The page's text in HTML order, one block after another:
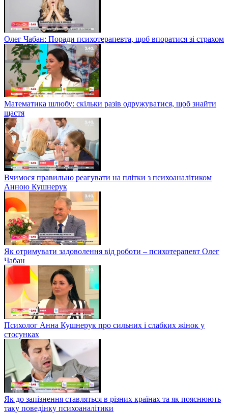
Олег Чабан: Поради психотерапевта, щоб впоратися зі страхом
Математика шлюбу: скільки разів одружуватися, щоб знайти
щастя
Вчимося правильно реагувати на плітки з психоаналітиком
Анною Кушнерук
Як отримувати задоволення від роботи – психотерапевт Олег
Чабан
Психолог Анна Кушнерук про сильних і слабких жінок у
стосунках
Як до запізнення ставляться в різних країнах та як пояснюють
таку поведінку психоаналітики